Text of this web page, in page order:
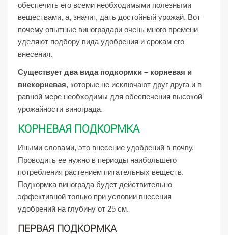
обеспечить его всеми необходимыми полезными
веществами, а, значит, дать достойный урожай. Вот
почему опытные виноградари очень много времени
уделяют подбору вида удобрения и срокам его
внесения.
Существует два вида подкормки – корневая и
внекорневая, которые не исключают друг друга и в
равной мере необходимы для обеспечения высокой
урожайности винограда.
КОРНЕВАЯ ПОДКОРМКА
Иными словами, это внесение удобрений в почву.
Проводить ее нужно в периоды наибольшего
потребления растением питательных веществ.
Подкормка винограда будет действительно
эффективной только при условии внесения
удобрений на глубину от 25 см.
ПЕРВАЯ ПОДКОРМКА